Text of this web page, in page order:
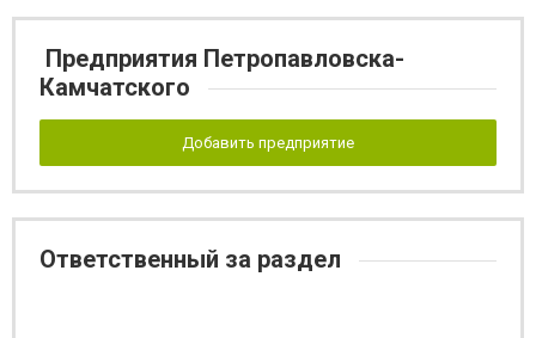
Предприятия Петропавловска-
Камчатского
Добавить предприятие
Ответственный за раздел